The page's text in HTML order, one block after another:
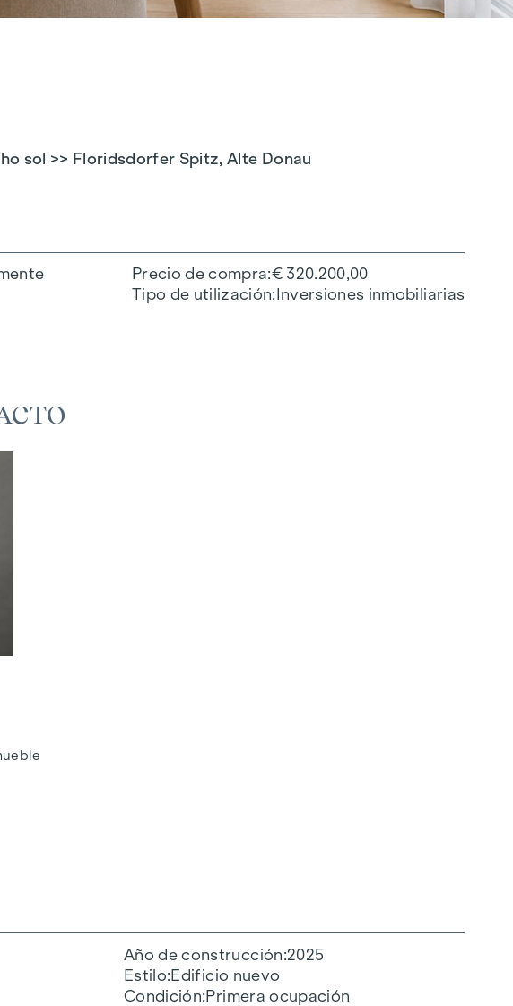
sol >> Floridsdorfer Spitz, Alte Donau
Precio de compra € 320.200,00
Tipo de utilización Inversiones inmobiliarias
Año de construcción 2025
Estilo Edificio nuevo
Condición Primera ocupación